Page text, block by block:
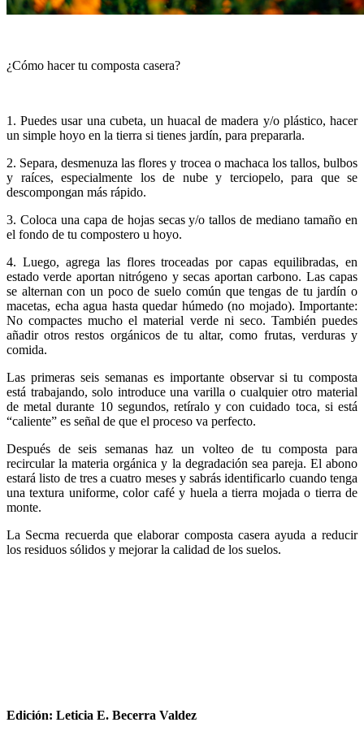
¿Cómo hacer tu composta casera?
1. Puedes usar una cubeta, un huacal de madera y/o plástico, hacer
un simple hoyo en la tierra si tienes jardín, para prepararla.
2. Separa, desmenuza las flores y trocea o machaca los tallos, bulbos
y raíces, especialmente los de nube y terciopelo, para que se
descompongan más rápido.
3. Coloca una capa de hojas secas y/o tallos de mediano tamaño en
el fondo de tu compostero u hoyo.
4. Luego, agrega las flores troceadas por capas equilibradas, en
estado verde aportan nitrógeno y secas aportan carbono. Las capas
se alternan con un poco de suelo común que tengas de tu jardín o
macetas, echa agua hasta quedar húmedo (no mojado). Importante:
No compactes mucho el material verde ni seco. También puedes
añadir otros restos orgánicos de tu altar, como frutas, verduras y
comida.
Las primeras seis semanas es importante observar si tu composta
está trabajando, solo introduce una varilla o cualquier otro material
de metal durante 10 segundos, retíralo y con cuidado toca, si está
“caliente” es señal de que el proceso va perfecto.
Después de seis semanas haz un volteo de tu composta para
recircular la materia orgánica y la degradación sea pareja. El abono
estará listo de tres a cuatro meses y sabrás identificarlo cuando tenga
una textura uniforme, color café y huela a tierra mojada o tierra de
monte.
La Secma recuerda que elaborar composta casera ayuda a reducir
los residuos sólidos y mejorar la calidad de los suelos.
Edición: Leticia E. Becerra Valdez